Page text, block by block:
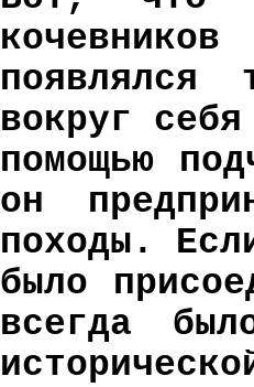
появлялся
вокруг
помощью
он
походы.
было
всегда